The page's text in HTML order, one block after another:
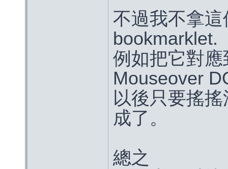
不過我不拿
bookmarklet.
例如把它對
Mouseover
以後只要搖
成了。
總之